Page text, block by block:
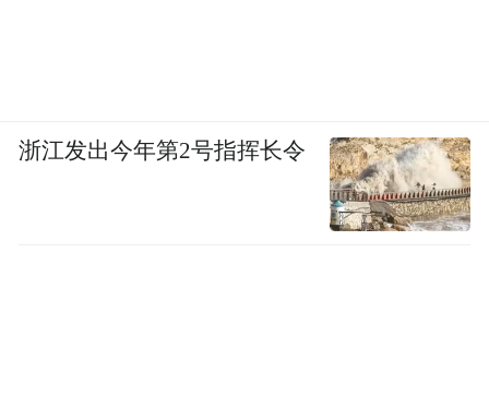
浙江发出今年第2号指挥长令